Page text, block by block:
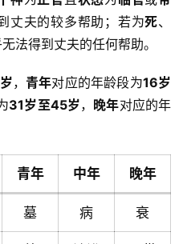
丈夫的较多帮助；若为死、
法得到丈夫的任何帮助。
，青年对应的年龄段为16岁
31岁至45岁， 晚年对应的年
青年 中年 晚年
墓 病 衰